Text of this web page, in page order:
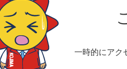
一時的にアク